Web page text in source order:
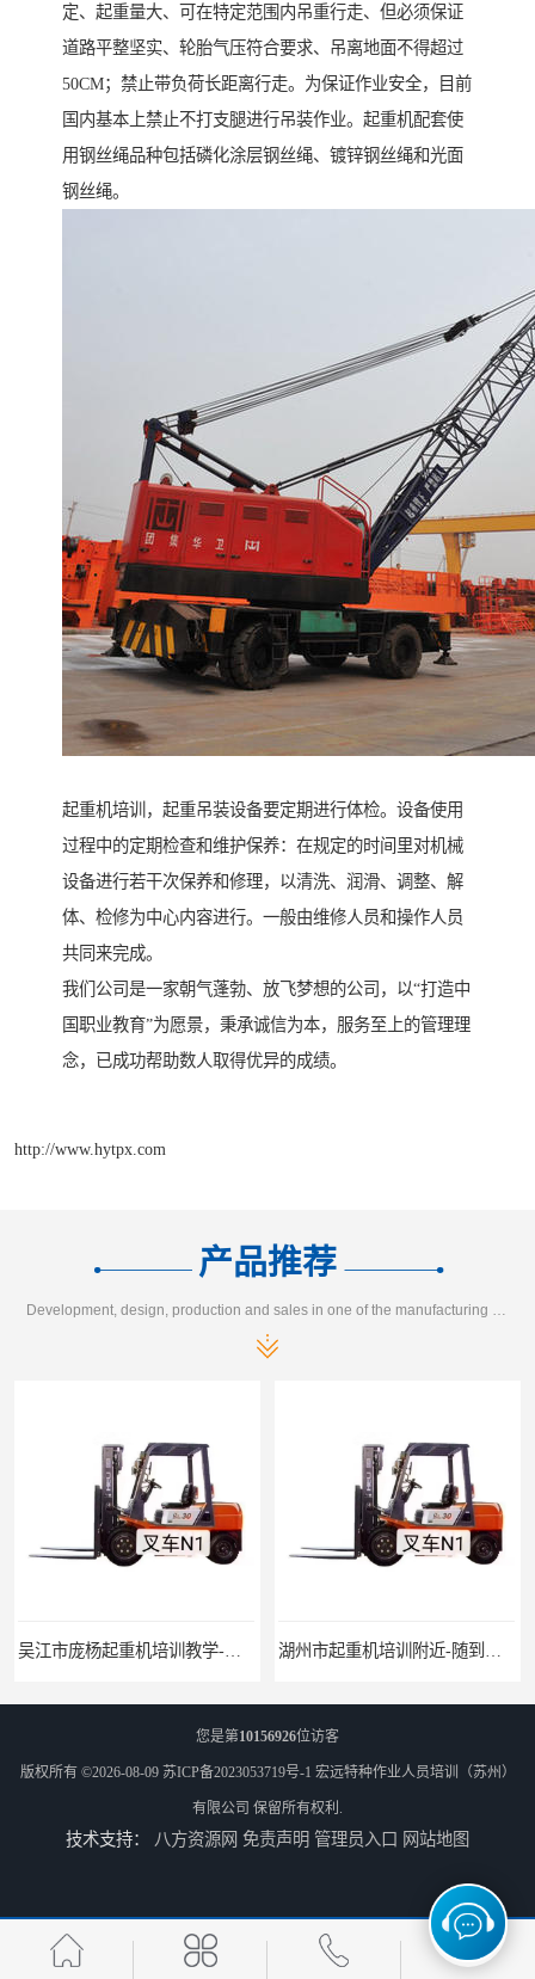
定、起重量大、可在特定范围内吊重行走、但必须保证
道路平整坚实、轮胎气压符合要求、吊离地面不得超过
50CM；禁止带负荷长距离行走。为保证作业安全，目前
国内基本上禁止不打支腿进行吊装作业。起重机配套使
用钢丝绳品种包括磷化涂层钢丝绳、镀锌钢丝绳和光面
钢丝绳。
起重机培训，起重吊装设备要定期进行体检。设备使用
过程中的定期检查和维护保养：在规定的时间里对机械
设备进行若干次保养和修理，以清洗、润滑、调整、解
体、检修为中心内容进行。一般由维修人员和操作人员
共同来完成。
我们公司是一家朝气蓬勃、放飞梦想的公司，以“打造中
国职业教育”为愿景，秉承诚信为本，服务至上的管理理
念，已成功帮助数人取得优异的成绩。
http://www.hytpx.com
产品推荐
Development, design, production and sales in one of the manufacturing enterprises
吴江市花港叉车培训报名流程
您是第10156926位访客
版权所有 ©2026-08-09 苏ICP备2023053719号-1 宏远特种作业人员培训（苏州）
有限公司 保留所有权利.
技术支持： 八方资源网 免责声明 管理员入口 网站地图